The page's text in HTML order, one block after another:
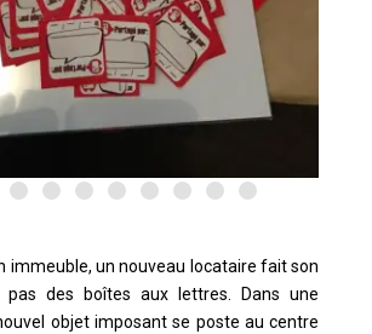
immeuble, un nouveau locataire fait son
des boîtes aux lettres. Dans une
objet imposant se poste au centre